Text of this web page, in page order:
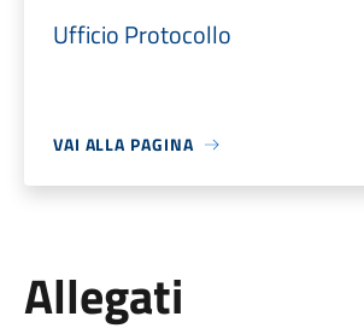
Ufficio Protocollo
VAI ALLA PAGINA
Allegati